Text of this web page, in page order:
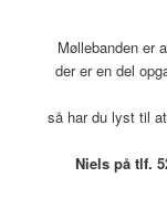
Møllebanden er
der er en del
så har du lyst til
Niels på tlf.